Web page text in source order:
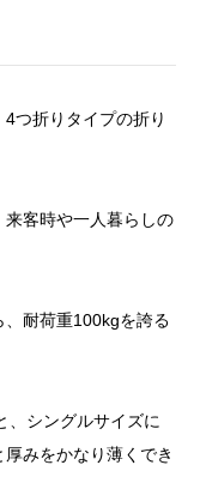
つ折りタイプの折り
客時や一人暮らしの
、耐荷重100kgを誇る
、シングルサイズに
みをかなり薄くでき